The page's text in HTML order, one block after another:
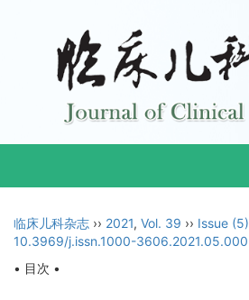
临床儿科杂志 ›› 2021, Vol. 39 ›› Issue (5)
10.3969/j.issn.1000-3606.2021.05.000
• 目次 •